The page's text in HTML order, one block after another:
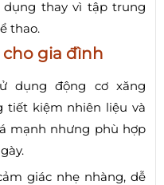
dụng thay vì tập trung
thao.
gia đình
dụng động cơ xăng
tiết kiệm nhiên liệu và
mạnh nhưng phù hợp
giác nhẹ nhàng, dễ